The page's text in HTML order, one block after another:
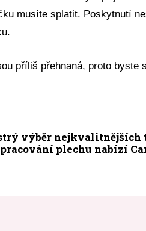
musíte splatit. Poskytnutí
příliš přehnaná, proto byste
výběr nejkvalitnějších
plechu nabízí